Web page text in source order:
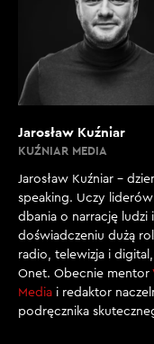
Jarosław Kuźniar
KUŹNIAR MEDIA
Jarosław Kuźniar –
speaking. Uczy
dbania o narrację ludzi
doświadczeniu dużą
radio, telewizja i digital,
Onet. Obecnie mentor
Media i redaktor
podręcznika